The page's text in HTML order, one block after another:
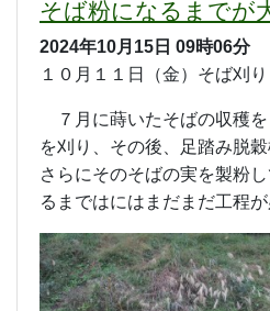
そば粉になるまでが
2024年10月15日 09時06分
１０月１１日（金）そば刈り
７月に蒔いたそばの収穫
を刈り、その後、足踏み脱
さらにそのそばの実を製粉
るまではにはまだまだ工程が